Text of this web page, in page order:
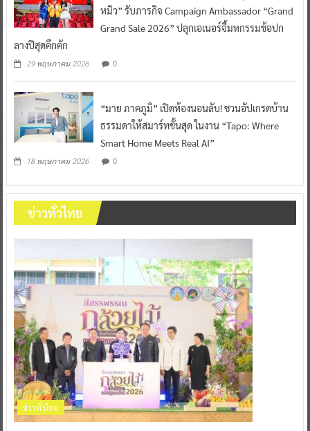
หมิว” รับภารกิจ Campaign Ambassador “Grand
Grand Sale 2026” ปลุกเอเนอร์จี้มหกรรมช้อปก
ลางปีสุดคึกคัก
29 พฤษภาคม 2026 0
“มาย ภาคภูมิ” เปิดห้องนอนลับ! ชวนอัปเกรดบ้าน
ธรรมดาให้สมาร์ทขั้นสุด ในงาน “Tapo: Where
Smart Home Meets Real AI”
18 พฤษภาคม 2026 0
ข่าวทั่วไทย
ข่าวทั่วไทย